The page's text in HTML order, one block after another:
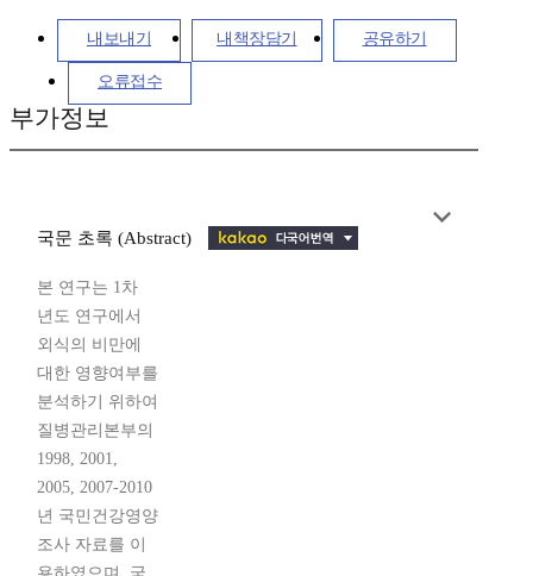
내보내기 내책장담기 공유하기
오류접수
부가정보
국문 초록 (Abstract)
본 연구는 1차
년도 연구에서
외식의 비만에
대한 영향여부를
분석하기 위하여
질병관리본부의
1998, 2001,
2005, 2007-2010
년 국민건강영양
조사 자료를 이